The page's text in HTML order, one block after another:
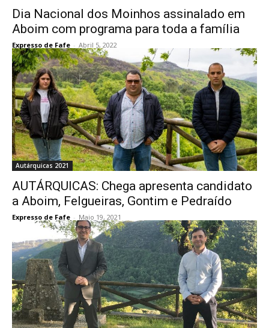
Dia Nacional dos Moinhos assinalado em
Aboim com programa para toda a família
Expresso de Fafe - Abril 5, 2022
Autárquicas 2021
AUTÁRQUICAS: Chega apresenta candidato
a Aboim, Felgueiras, Gontim e Pedraído
Expresso de Fafe - Maio 19, 2021